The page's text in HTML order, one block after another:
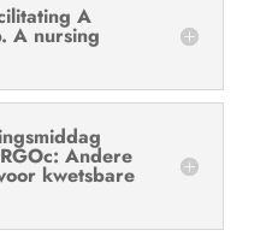
A
A nursing
Andere
kwetsbare